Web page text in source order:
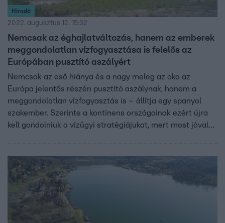
Híradó
2022. augusztus 12. 15:32
Nemcsak az éghajlatváltozás, hanem az emberek
meggondolatlan vízfogyasztása is felelős az
Európában pusztító aszályért
Nemcsak az eső hiánya és a nagy meleg az oka az
Európa jelentős részén pusztító aszálynak, hanem a
meggondolatlan vízfogyasztás is – állítja egy spanyol
szakember. Szerinte a kontinens országainak ezért újra
kell gondolniuk a vízügyi stratégiájukat, mert most jóval